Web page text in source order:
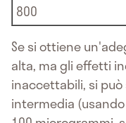
800
Se si ottiene
alta, ma gli effetti
inaccettabili, si
intermedia